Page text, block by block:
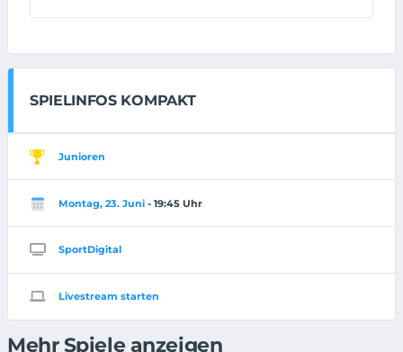
SPIELINFOS KOMPAKT
Junioren
Montag, 23. Juni - 19:45 Uhr
SportDigital
Livestream starten
Mehr Spiele anzeigen